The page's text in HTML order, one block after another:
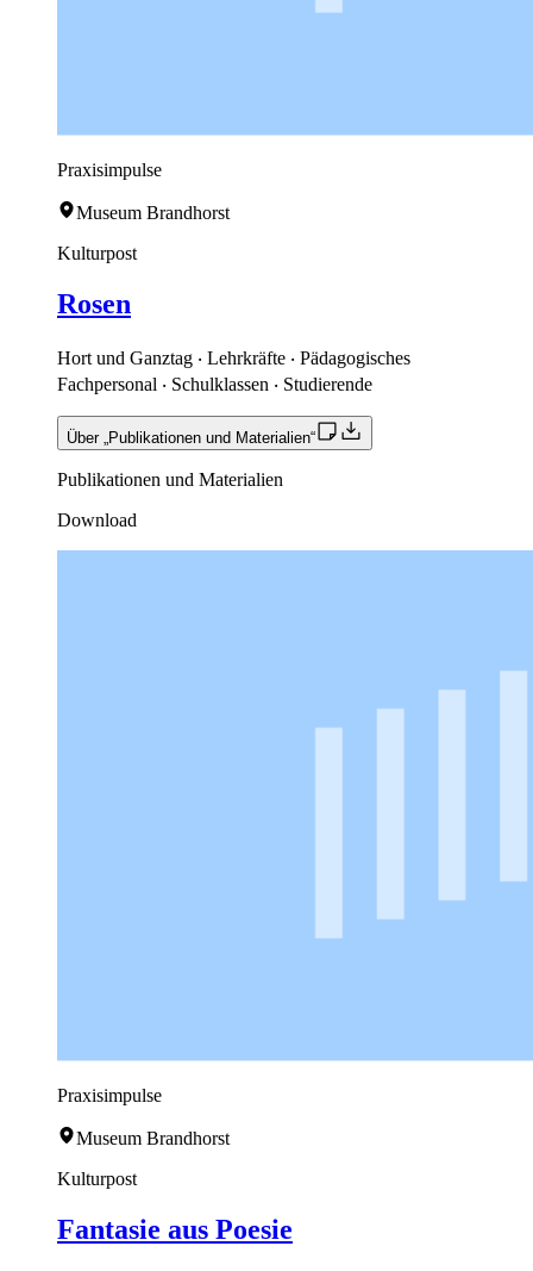
Praxisimpulse
Museum Brandhorst
Kulturpost
Rosen
Hort und Ganztag ‧ Lehrkräfte ‧ Pädagogisches
Fachpersonal ‧ Schulklassen ‧ Studierende
Über „Publikationen und Materialien“
Publikationen und Materialien
Download
Praxisimpulse
Museum Brandhorst
Kulturpost
Fantasie aus Poesie